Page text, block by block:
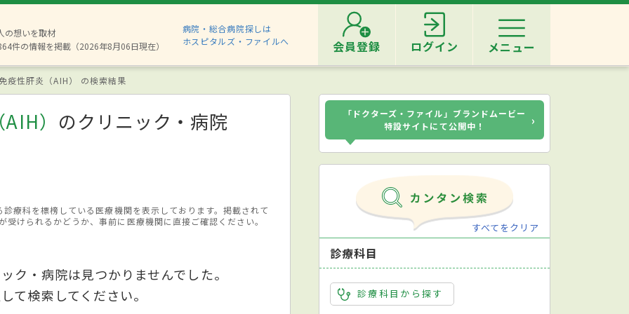
の想いを取材
件の情報を掲載（2026年8月06日現在）
病院・総合病院探しは
ホスピタルズ・ファイルへ
会員登録 ログイン メニュー
疫性肝炎（AIH） の検索結果
） のクリニック・病院
療科を標榜している医療機関を表示しております。掲載されて
けられるかどうか、事前に医療機関に直接ご確認ください。
ク・病院は見つかりませんでした。
て検索してください。
「ドクターズ・ファイル」ブランドムービー
特設サイトにて公開中！
›
すべてをクリア
診療科目
診療科目から探す